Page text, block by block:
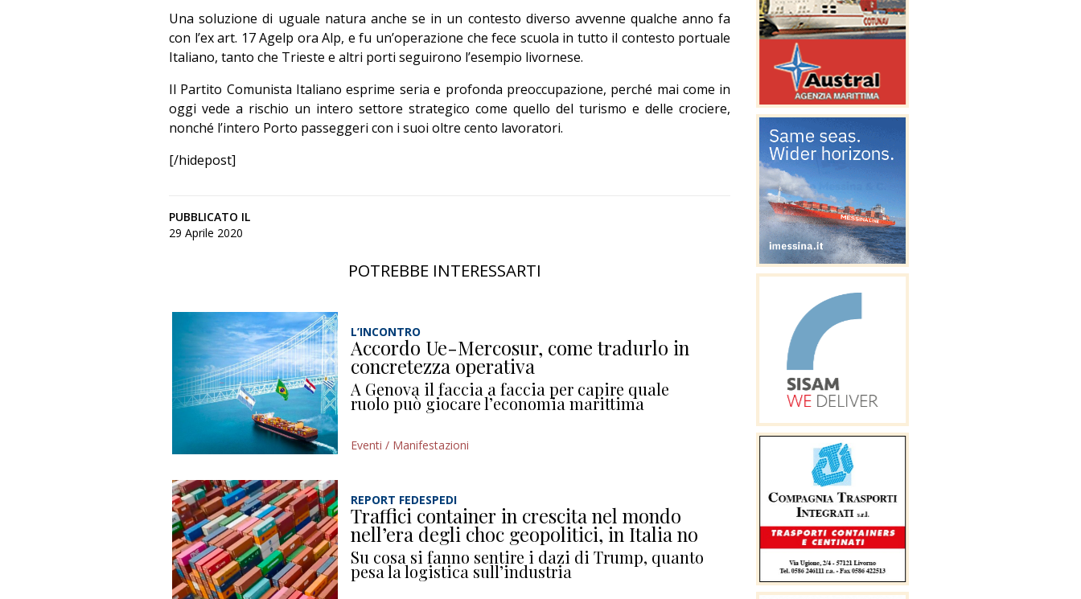
Una soluzione di uguale natura anche se in un contesto diverso avvenne qualche anno fa
con l’ex art. 17 Agelp ora Alp, e fu un’operazione che fece scuola in tutto il contesto portuale
Italiano, tanto che Trieste e altri porti seguirono l’esempio livornese.
Il Partito Comunista Italiano esprime seria e profonda preoccupazione, perché mai come in
oggi vede a rischio un intero settore strategico come quello del turismo e delle crociere,
nonché l’intero Porto passeggeri con i suoi oltre cento lavoratori.
[/hidepost]
PUBBLICATO IL
29 Aprile 2020
POTREBBE INTERESSARTI
L’INCONTRO
Accordo Ue-Mercosur, come tradurlo in
concretezza operativa
A Genova il faccia a faccia per capire quale
ruolo può giocare l’economia marittima
Eventi / Manifestazioni
REPORT FEDESPEDI
Traffici container in crescita nel mondo
nell’era degli choc geopolitici, in Italia no
Su cosa si fanno sentire i dazi di Trump, quanto
pesa la logistica sull’industria